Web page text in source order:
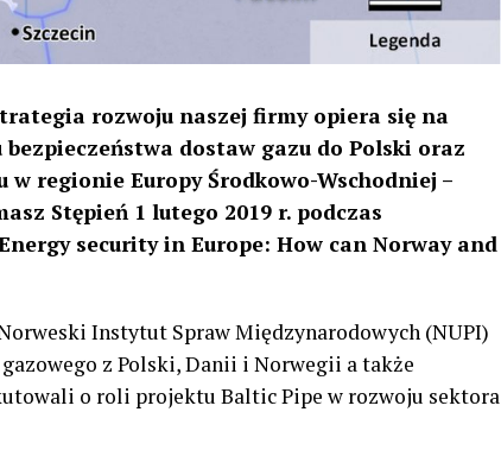
rozwoju naszej firmy opiera się na
dostaw gazu do Polski oraz
regionie Europy Środkowo-Wschodniej –
Stępień 1 lutego 2019 r. podczas
security in Europe: How can Norway and
Instytut Spraw Międzynarodowych (NUPI)
z Polski, Danii i Norwegii a także
o roli projektu Baltic Pipe w rozwoju sektora